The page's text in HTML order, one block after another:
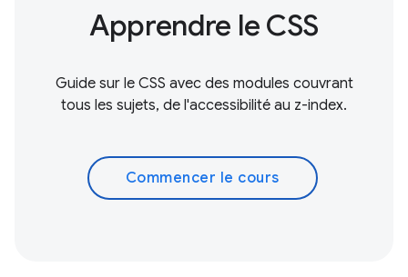
Apprendre le CSS
Guide sur le CSS avec des modules couvrant
tous les sujets, de l'accessibilité au z-index.
Commencer le cours